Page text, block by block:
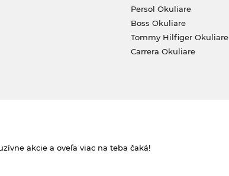
Persol Okuliare
Boss Okuliare
Tommy Hilfiger Okuliare
Carrera Okuliare
akcie a oveľa viac na teba čaká!